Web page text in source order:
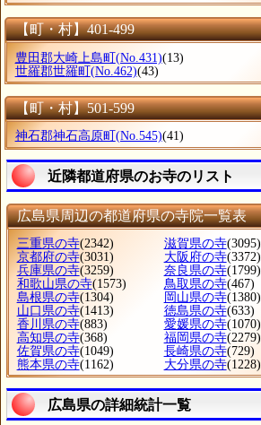
【町・村】401-499
豊田郡大崎上島町(No.431)(13)
世羅郡世羅町(No.462)(43)
【町・村】501-599
神石郡神石高原町 (No.545)(41)
近隣都道府県のお寺のリスト
広島県周辺の都道府県の寺院一覧表
三重県の寺(2342) 滋賀県の寺(3095)
京都府の寺(3031) 大阪府の寺(3372)
兵庫県の寺(3259) 奈良県の寺(1799)
和歌山県の寺(1573) 鳥取県の寺(467)
島根県の寺(1304) 岡山県の寺(1380)
山口県の寺(1413) 徳島県の寺(633)
香川県の寺(883) 愛媛県の寺(1070)
高知県の寺(368) 福岡県の寺(2279)
佐賀県の寺(1049) 長崎県の寺(729)
熊本県の寺(1162) 大分県の寺(1228)
広島県の詳細統計一覧